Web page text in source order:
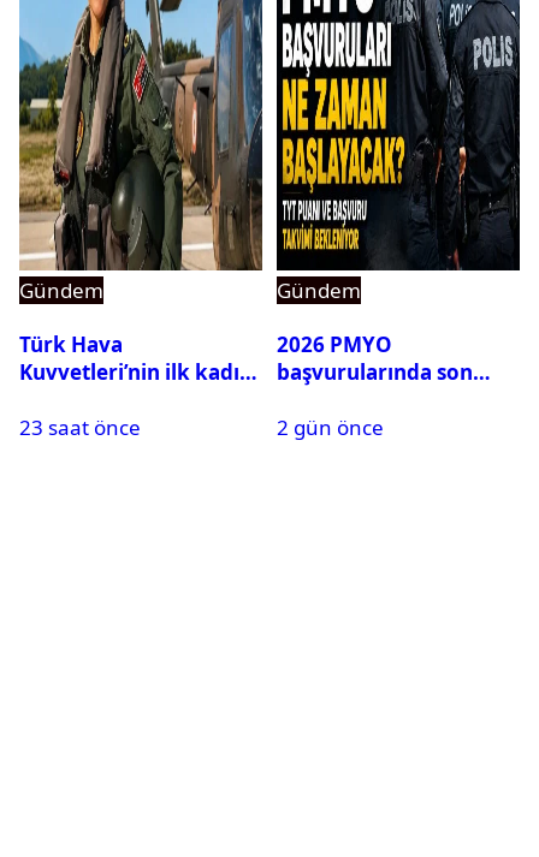
Gündem
Türk Hava
Kuvvetleri’nin ilk kadın
Karapınar hakkında
23 saat önce
Gündem
2026 PMYO
başvurularında son
2 gün önce